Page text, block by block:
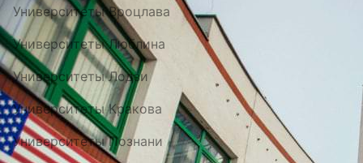
Университеты Вроцлава
Университеты Люблина
Университеты Лодзи
Университеты Кракова
Университеты Познани